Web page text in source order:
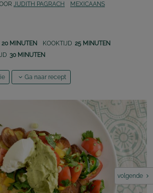
JUDITH PAGRACH MEXICAANS
20 MINUTEN KOOKTIJD 25 MINUTEN
30 MINUTEN
Ga naar recept
volgende